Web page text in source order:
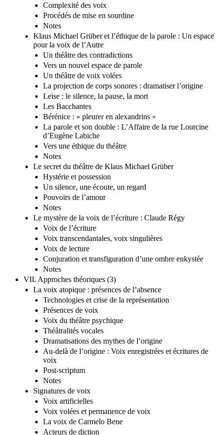
Complexité des voix
Procédés de mise en sourdine
Notes
Klaus Michael Grüber et l’éthique de la parole : Un espace
pour la voix de l’Autre
Un théâtre des contradictions
Vers un nouvel espace de parole
Un théâtre de voix volées
La projection de corps sonores : dramatiser l’origine
Leise : le silence, la pause, la mort
Les Bacchantes
Bérénice : « pleurer en alexandrins »
La parole et son double : L’Affaire de la rue Lourcine
d’Eugène Labiche
Vers une éthique du théâtre
Notes
Le secret du théâtre de Klaus Michael Grüber
Hystérie et possession
Un silence, une écoute, un regard
Pouvoirs de l’amour
Notes
Le mystère de la voix de l’écriture : Claude Régy
Voix de l’écriture
Voix transcendantales, voix singulières
Voix de lecture
Conjuration et transfiguration d’une ombre enkystée
Notes
VII. Approches théoriques (3)
La voix atopique : présences de l’absence
Technologies et crise de la représentation
Présences de voix
Voix du théâtre psychique
Théâtralités vocales
Dramatisations des mythes de l’origine
Au-delà de l’origine : Voix enregistrées et écritures de
voix
Post-scriptum
Notes
Signatures de voix
Voix artificielles
Voix volées et permanence de voix
La voix de Carmelo Bene
Acteurs de diction